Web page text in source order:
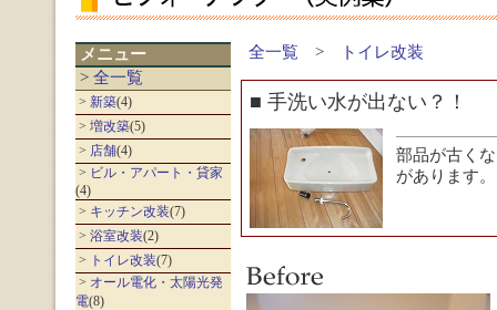
メニュー
> 全一覧
> 新築(4)
> 増改築(5)
> 店舗(4)
> ビル・アパート・貸家
(4)
> キッチン改装(7)
> 浴室改装(2)
> トイレ改装(7)
> オール電化・太陽光発
電(8)
全一覧 > トイレ改装
■ 手洗い水が出ない？！
部品が古く
があります。